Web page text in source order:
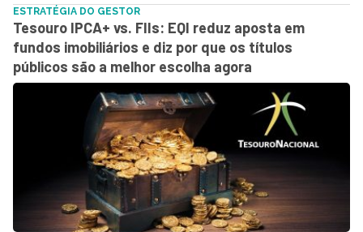
ESTRATÉGIA DO GESTOR
Tesouro IPCA+ vs. FIIs: EQI reduz aposta em
fundos imobiliários e diz por que os títulos
públicos são a melhor escolha agora